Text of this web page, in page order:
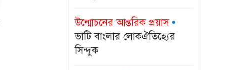
‘সুপারকার
সাম্রাজ্য..
উন্মোচনের আন্তরিক প্রয়াস
ভাটি বাংলার লোকঐতিহ্যের
সিন্দুক